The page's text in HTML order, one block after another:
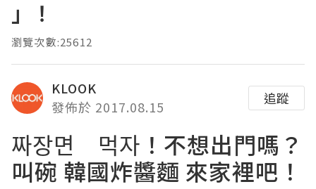
」！
瀏覽次數:25612
KLOOK
發佈於 2017.08.15
追蹤
짜장면 먹자！不想出門嗎？
叫碗 韓國炸醬麵 來家裡吧！